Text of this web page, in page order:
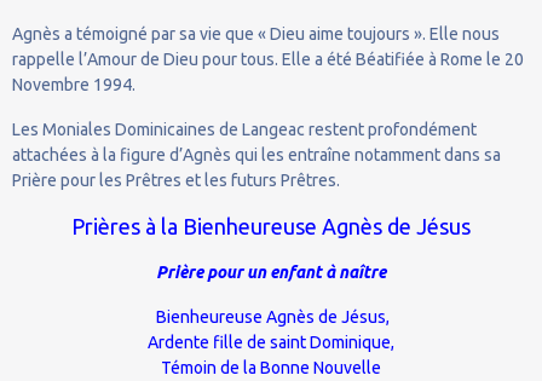
Agnès a témoigné par sa vie que « Dieu aime toujours ». Elle nous
rappelle l’Amour de Dieu pour tous. Elle a été Béatifiée à Rome le 20
Novembre 1994.
Les Moniales Dominicaines de Langeac restent profondément
attachées à la figure d’Agnès qui les entraîne notamment dans sa
Prière pour les Prêtres et les futurs Prêtres.
Prières à la Bienheureuse Agnès de Jésus
Prière pour un enfant à naître
Bienheureuse Agnès de Jésus,
Ardente fille de saint Dominique,
Témoin de la Bonne Nouvelle